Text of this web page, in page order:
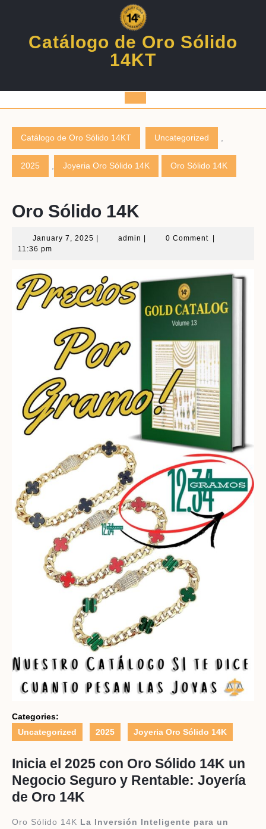
Catálogo de Oro Sólido
14KT
Open
Button
Catálogo de Oro Sólido 14KT Uncategorized
2025 Joyeria Oro Sólido 14K Oro Sólido 14K
Oro Sólido 14K
January 7, 2025 Januaryadmin admin 0 Comment
11:36 pm
Categories:
Uncategorized
2025 Joyeria Oro Sólido 14K
Inicia el 2025 con Oro Sólido 14K un
Negocio Seguro y Rentable: Joyería
de Oro 14K
Oro Sólido 14K La Inversión Inteligente para un